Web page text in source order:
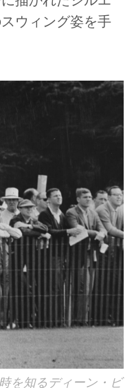
ウィング姿を手
を知るディーン・ビ